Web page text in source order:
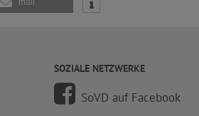
mail
SOZIALE NETZWERKE
SoVD auf Facebook